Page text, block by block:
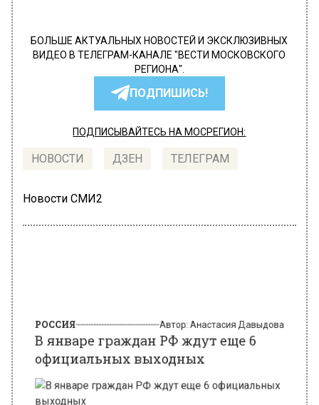
БОЛЬШЕ АКТУАЛЬНЫХ НОВОСТЕЙ И ЭКСКЛЮЗИВНЫХ
ВИДЕО В ТЕЛЕГРАМ-КАНАЛЕ "ВЕСТИ МОСКОВСКОГО
РЕГИОНА".
ПОДПИШИСЬ!
ПОДПИСЫВАЙТЕСЬ НА МОСРЕГИОН:
НОВОСТИ ДЗЕН ТЕЛЕГРАМ
Новости СМИ2
официальных выходных